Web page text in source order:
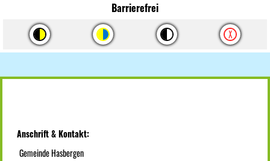
Barrierefrei
Anschrift & Kontakt:
Gemeinde Hasbergen